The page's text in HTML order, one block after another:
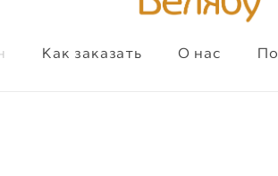
Как заказать О нас